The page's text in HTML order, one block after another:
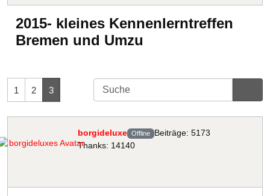
2015- kleines Kennenlerntreffen
Bremen und Umzu
1 2 3
borgideluxe Offline Beiträge: 5173
Thanks: 14140